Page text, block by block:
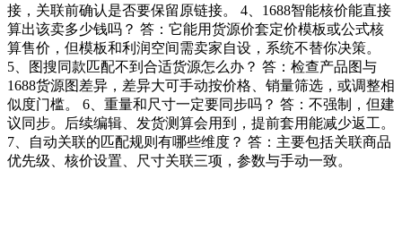
接，关联前确认是否要保留原链接。 4、1688智能核价能直接
算出该卖多少钱吗？ 答：它能用货源价套定价模板或公式核
算售价，但模板和利润空间需卖家自设，系统不替你决策。
5、图搜同款匹配不到合适货源怎么办？ 答：检查产品图与
1688货源图差异，差异大可手动按价格、销量筛选，或调整相
似度门槛。 6、重量和尺寸一定要同步吗？ 答：不强制，但建
议同步。后续编辑、发货测算会用到，提前套用能减少返工。
7、自动关联的匹配规则有哪些维度？ 答：主要包括关联商品
优先级、核价设置、尺寸关联三项，参数与手动一致。